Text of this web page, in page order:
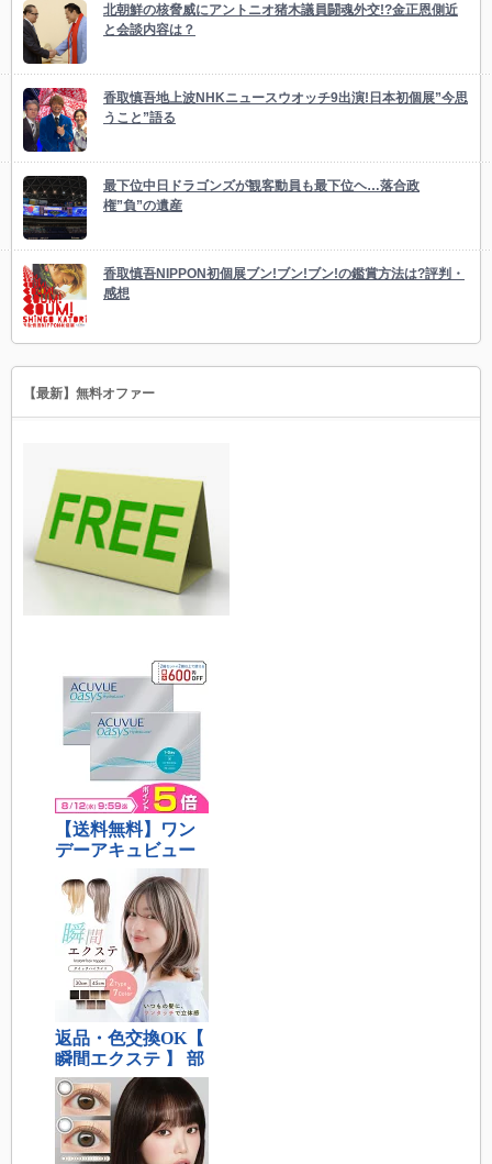
北朝鮮の核脅威にアントニオ猪木議員闘魂外交!?金正恩側近
と会談内容は？
香取慎吾地上波NHKニュースウオッチ9出演!日本初個展”今思
うこと”語る
最下位中日ドラゴンズが観客動員も最下位ヘ…落合政
権”負”の遺産
香取慎吾NIPPON初個展ブン!ブン!ブン!の鑑賞方法は?評判・
感想
【最新】無料オファー